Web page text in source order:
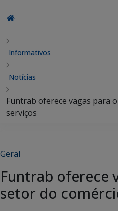
Informativos
Notícias
Funtrab oferece vagas para
serviços
Geral
Funtrab oferece
setor do